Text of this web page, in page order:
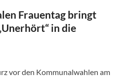
Frauentag bringt
in die
vor den Kommunalwahlen am